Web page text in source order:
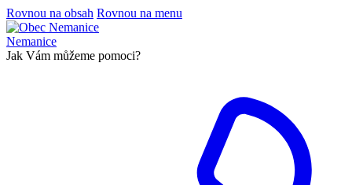
Rovnou na obsah Rovnou na menu
Nemanice
Jak Vám můžeme pomoci?